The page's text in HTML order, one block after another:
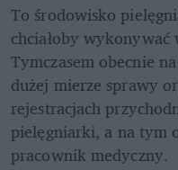
To środowisko
chciałoby wykonywać
Tymczasem obecnie
dużej mierze sprawy
rejestracjach
pielęgniarki, a na tym
pracownik medyczny.